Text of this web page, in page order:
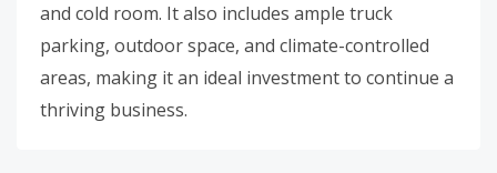
and cold room. It also includes ample truck
parking, outdoor space, and climate-controlled
areas, making it an ideal investment to continue a
thriving business.